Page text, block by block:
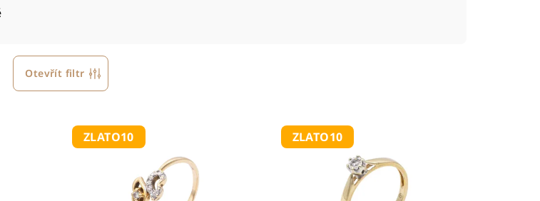
Otevřít filtr
ZLATO10 ZLATO10